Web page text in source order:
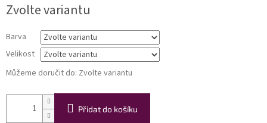
cena:
Zvolte variantu
Barva
Velikost
Můžeme doručit do: Zvolte variantu
Přidat do košíku